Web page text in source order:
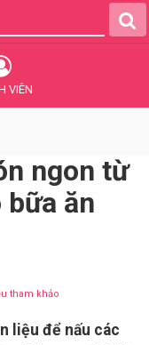
VIÊN
ngon từ
ăn
tham khảo
liệu để nấu các